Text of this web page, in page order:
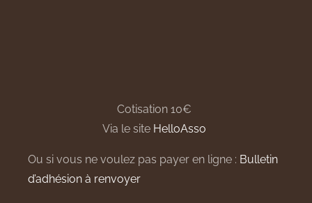
Cotisation 10€
Via le site HelloAsso
Ou si vous ne voulez pas payer en ligne : Bulletin
d’adhésion à renvoyer